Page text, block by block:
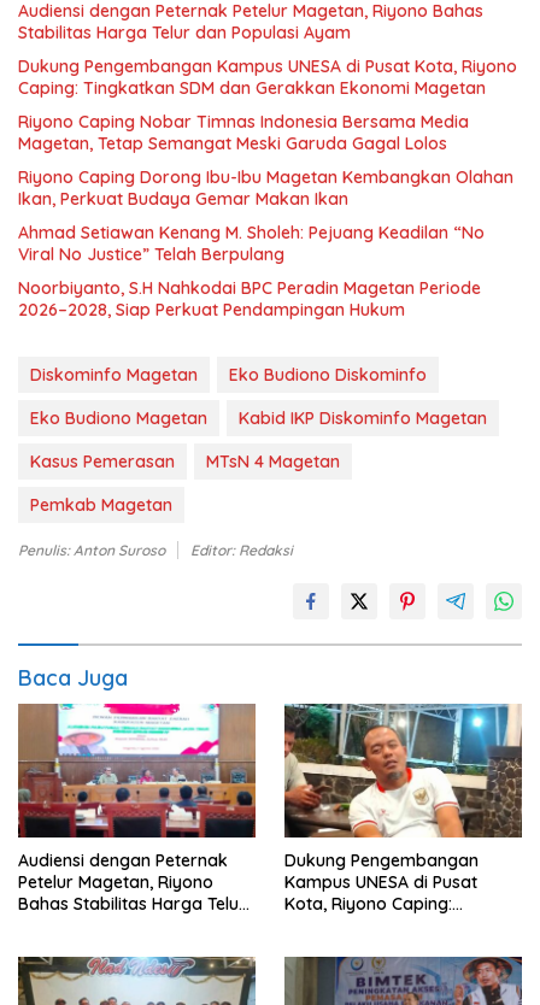
Audiensi dengan Peternak Petelur Magetan, Riyono Bahas
Stabilitas Harga Telur dan Populasi Ayam
Dukung Pengembangan Kampus UNESA di Pusat Kota, Riyono
Caping: Tingkatkan SDM dan Gerakkan Ekonomi Magetan
Riyono Caping Nobar Timnas Indonesia Bersama Media
Magetan, Tetap Semangat Meski Garuda Gagal Lolos
Riyono Caping Dorong Ibu-Ibu Magetan Kembangkan Olahan
Ikan, Perkuat Budaya Gemar Makan Ikan
Ahmad Setiawan Kenang M. Sholeh: Pejuang Keadilan “No
Viral No Justice” Telah Berpulang
Noorbiyanto, S.H Nahkodai BPC Peradin Magetan Periode
2026–2028, Siap Perkuat Pendampingan Hukum
Diskominfo Magetan
Eko Budiono Diskominfo
Eko Budiono Magetan
Kabid IKP Diskominfo Magetan
Kasus Pemerasan
MTsN 4 Magetan
Pemkab Magetan
Penulis: Anton Suroso Editor: Redaksi
Baca Juga
Audiensi dengan Peternak
Petelur Magetan, Riyono
Bahas Stabilitas Harga Telur
Dukung Pengembangan
Kampus UNESA di Pusat
Kota, Riyono Caping: